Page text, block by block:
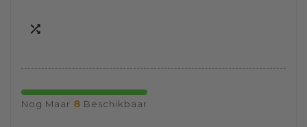

Nog Maar 8 Beschikbaar